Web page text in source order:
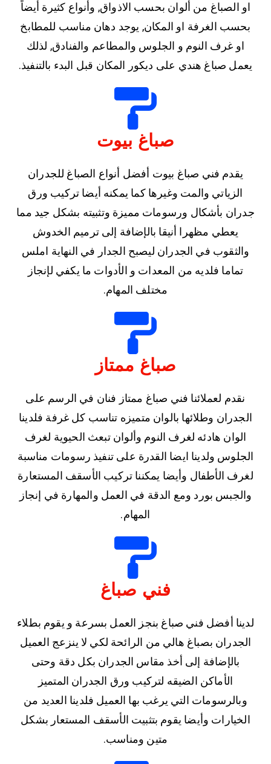
او الصباغ من ألوان بحسب الاذواق, وأنواع كثيرة أيضاً
بحسب الغرفة او المكان, يوجد دهان مناسب للمطابخ
او غرف النوم و الجلوس والمطاعم والفنادق, لذلك
يعمل صباغ هندي على ديكور المكان قبل البدء بالتنفيذ.
صباغ بيوت
يقدم فني صباغ بيوت أفضل أنواع الصباغ للجدران
الزياتي والمت وغيرها كما يمكنه أيضا تركيب ورق
جدران بأشكال ورسومات مميزة وتثبيته بشكل جيد مما
يعطي مظهرا أنيقا بالإضافة إلى ترميم الخدوش
والثقوب في الجدران ليصبح الجدار في النهاية املس
تماما فلديه من المعدات و الأدوات ما يكفي لإنجاز
مختلف المهام.
صباغ ممتاز
نقدم لعملائنا فني صباغ ممتاز فنان في الرسم على
الجدران وطلائها بالوان متميزه تناسب كل غرفة فلدينا
الوان هادئه لغرف النوم وألوان تبعث الحيوية لغرف
الجلوس ولدينا ايضا القدرة على تنفيذ رسومات مناسبة
لغرف الأطفال وأيضا يمكننا تركيب الأسقف المستعارة
والجبس بورد ومع الدقة في العمل والمهارة في إنجاز
المهام.
فني صباغ
لدينا أفضل فني صباغ بنجز العمل بسرعة و يقوم بطلاء
الجدران بصباغ هالي من الرائحة لكي لا ينزعج العميل
بالإضافة إلى أخذ مقاس الجدران بكل دقة وحتى
الأماكن الضيقه لتركيب ورق الجدران المتميز
وبالرسومات التي يرغب بها العميل فلدينا العديد من
الخيارات وأيضا يقوم بتثبيت الأسقف المستعار بشكل
متين ومناسب.